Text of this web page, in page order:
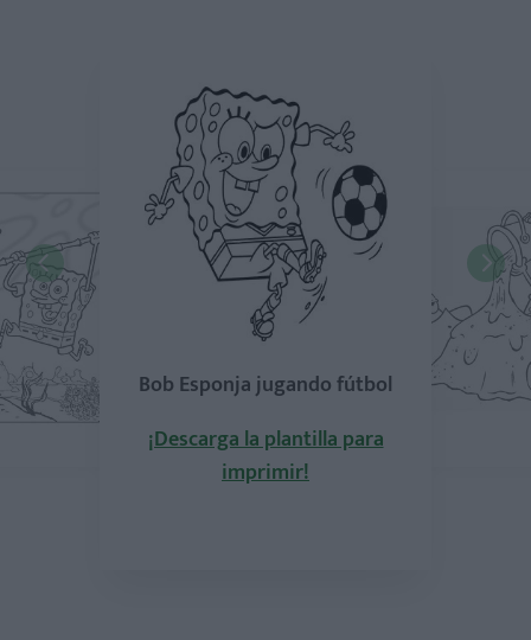
Bob Esponja jugando fútbol
¡Descarga la plantilla para
imprimir!